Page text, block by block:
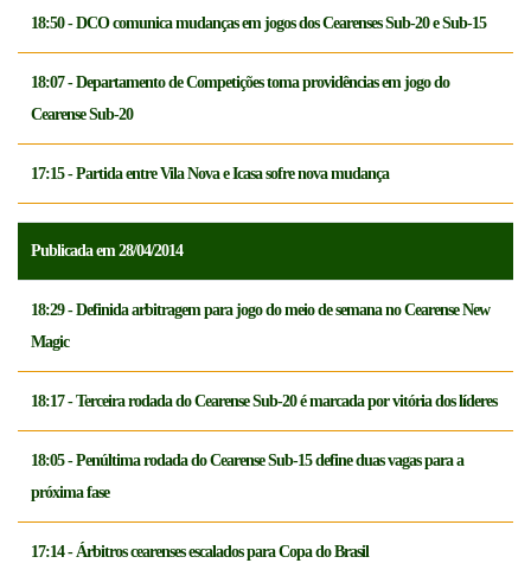
18:50 - DCO comunica mudanças em jogos dos Cearenses Sub-20 e Sub-15
18:07 - Departamento de Competições toma providências em jogo do
Cearense Sub-20
17:15 - Partida entre Vila Nova e Icasa sofre nova mudança
Publicada em 28/04/2014
18:29 - Definida arbitragem para jogo do meio de semana no Cearense New
Magic
18:17 - Terceira rodada do Cearense Sub-20 é marcada por vitória dos líderes
18:05 - Penúltima rodada do Cearense Sub-15 define duas vagas para a
próxima fase
17:14 - Árbitros cearenses escalados para Copa do Brasil